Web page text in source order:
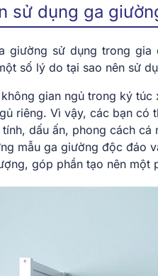
sử dụng ga
giường sử dụng trong
số lý do tại sao nên sử
gian ngủ trong ký
riêng. Vì vậy, các bạn có
dấu ấn, phong cách
mẫu ga giường độc đáo
góp phần tạo nên một